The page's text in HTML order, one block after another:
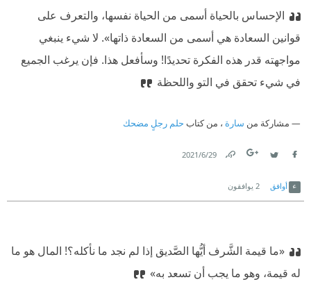
‎الإحساس بالحياة أسمى من الحياة نفسها، والتعرف على
قوانين السعادة هي أسمى من السعادة ذاتها». لا شيء ينبغي
مواجهته قدر هذه الفكرة تحديدًا! وسأفعل هذا. فإن يرغب الجميع
في شيء تحقق في التو واللحظة
مشاركة من سارة ، من كتاب حلم رجلٍ مضحك
29‏/6‏/2021
أوافق 2 يوافقون
«ما قيمة الشَّرف أيُّها الصَّديق إذا لم نجد ما نأكله؟! المال هو ما
له قيمة، وهو ما يجب أن تسعد به»